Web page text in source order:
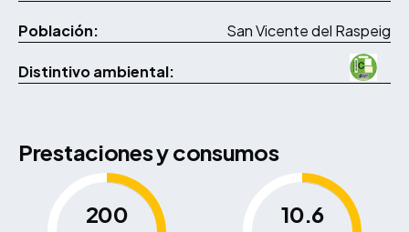
Población: San Vicente del Raspeig
Distintivo ambiental:
Prestaciones y consumos
200 10.6